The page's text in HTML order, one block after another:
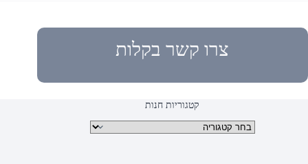
צרו קשר בקלות
קטגוריות חנות
קטגוריות מוצרים